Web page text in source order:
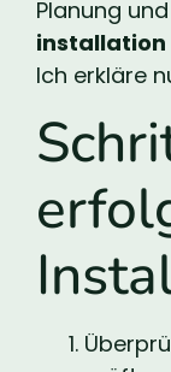
Planung
installation
Ich erkläre